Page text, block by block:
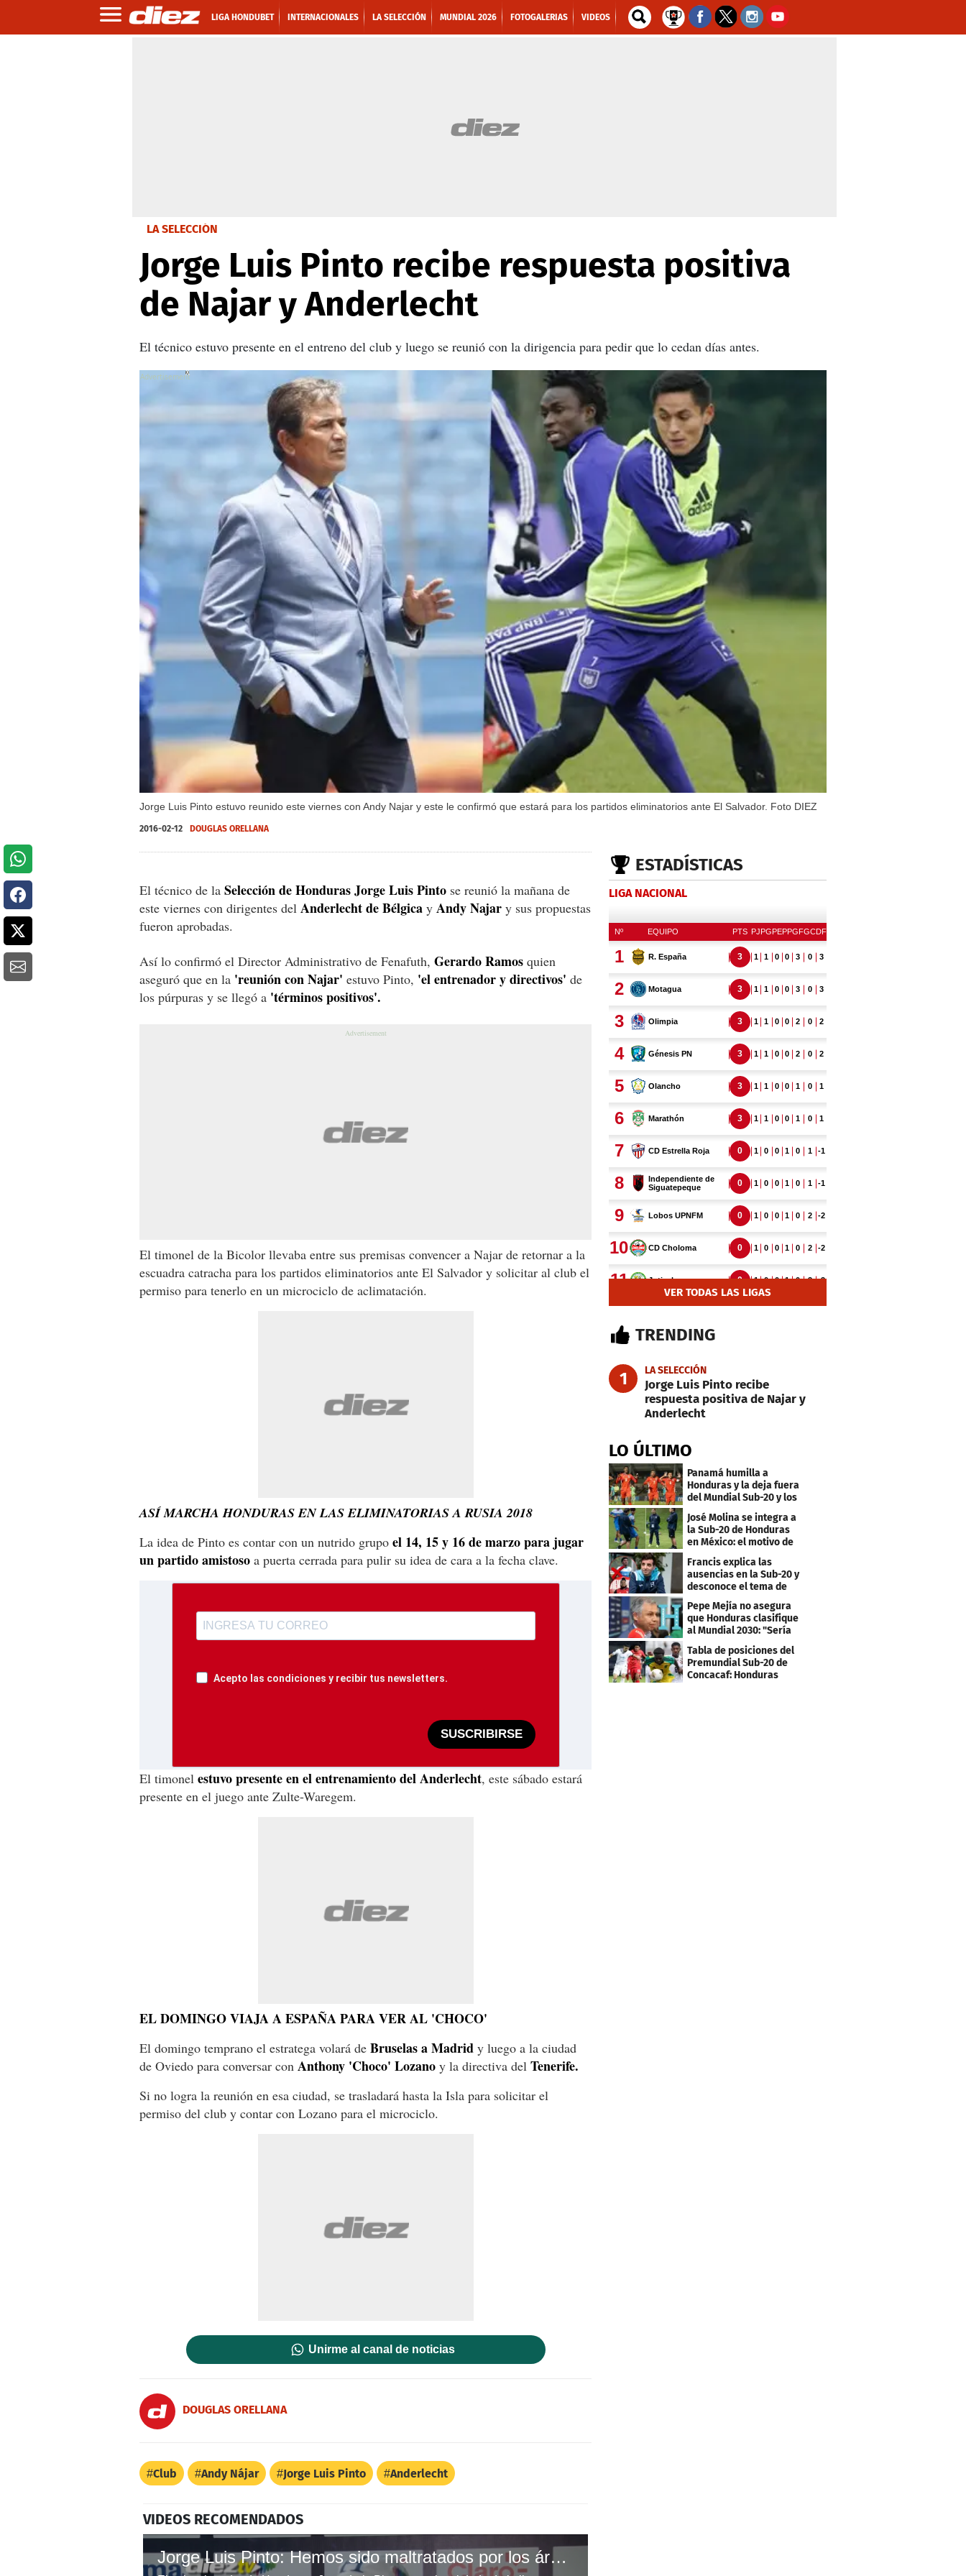
LIGA HONDUBET INTERNACIONALES LA SELECCIÓN MUNDIAL 2026 FOTOGALERIAS VIDEOS
LA SELECCIÓN
Jorge Luis Pinto recibe respuesta positiva
de Najar y Anderlecht
El técnico estuvo presente en el entreno del club y luego se reunió con la dirigencia para pedir que lo cedan días antes.
Jorge Luis Pinto estuvo reunido este viernes con Andy Najar y este le confirmó que estará para los partidos eliminatorios ante El Salvador. Foto DIEZ
X
2016-02-12 DOUGLAS ORELLANA
El técnico de la Selección de Honduras Jorge Luis Pinto se reunió la mañana de
este viernes con dirigentes del Anderlecht de Bélgica y Andy Najar y sus propuestas
fueron aprobadas.
Así lo confirmó el Director Administrativo de Fenafuth, Gerardo Ramos quien
aseguró que en la 'reunión con Najar' estuvo Pinto, 'el entrenador y directivos' de
los púrpuras y se llegó a 'términos positivos'.
El timonel de la Bicolor llevaba entre sus premisas convencer a Najar de retornar a la
escuadra catracha para los partidos eliminatorios ante El Salvador y solicitar al club el
permiso para tenerlo en un microciclo de aclimatación.
ASÍ MARCHA HONDURAS EN LAS ELIMINATORIAS A RUSIA 2018
La idea de Pinto es contar con un nutrido grupo el 14, 15 y 16 de marzo para jugar
un partido amistoso a puerta cerrada para pulir su idea de cara a la fecha clave.
Acepto las condiciones y recibir tus newsletters.
SUSCRIBIRSE
El timonel estuvo presente en el entrenamiento del Anderlecht, este sábado estará
presente en el juego ante Zulte-Waregem.
EL DOMINGO VIAJA A ESPAÑA PARA VER AL 'CHOCO'
El domingo temprano el estratega volará de Bruselas a Madrid y luego a la ciudad
de Oviedo para conversar con Anthony 'Choco' Lozano y la directiva del Tenerife.
Si no logra la reunión en esa ciudad, se trasladará hasta la Isla para solicitar el
permiso del club y contar con Lozano para el microciclo.
Unirme al canal de noticias
DOUGLAS ORELLANA
Club Andy Nájar Jorge Luis Pinto Anderlecht
VIDEOS RECOMENDADOS
Jorge Luis Pinto: Hemos sido maltratados por los árbitros
ESTADÍSTICAS
LIGA NACIONAL
VER TODAS LAS LIGAS
TRENDING
1 LA SELECCIÓN
Jorge Luis Pinto recibe
respuesta positiva de Najar y
Anderlecht
LO ÚLTIMO
Panamá humilla a
Honduras y la deja fuera
del Mundial Sub-20 y los
Juegos Olímpicos
José Molina se integra a
la Sub-20 de Honduras
en México: el motivo de
su viaje
Francis explica las
ausencias en la Sub-20 y
desconoce el tema de
los tiktokers
Pepe Mejía no asegura
que Honduras clasifique
al Mundial 2030: "Sería
mentir"
Tabla de posiciones del
Premundial Sub-20 de
Concacaf: Honduras